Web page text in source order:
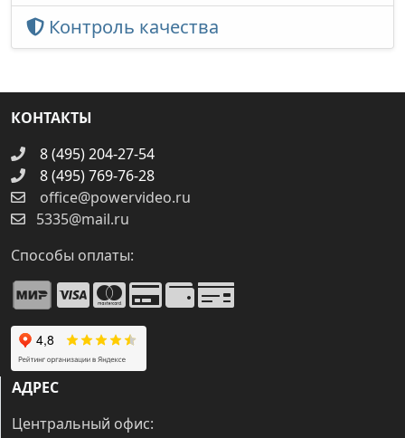
Контроль качества
КОНТАКТЫ
8 (495) 204-27-54
8 (495) 769-76-28
office@powervideo.ru
5335@mail.ru
Способы оплаты:
АДРЕС
Центральный офис: